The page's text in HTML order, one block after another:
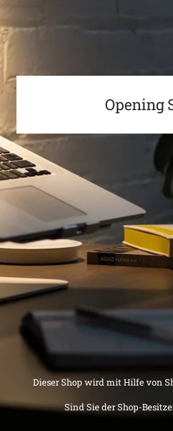
Opening
Dieser Shop wird mit Hilfe von
Sind Sie der Shop-